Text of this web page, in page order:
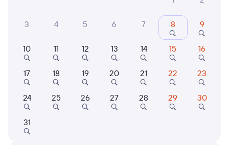
Куда
Когда
Кто едет
Найти поезда
3 4 5 6 7 8 9
10 11 12 13 14 15 16
17 18 19 20 21 22 23
24 25 26 27 28 29 30
31